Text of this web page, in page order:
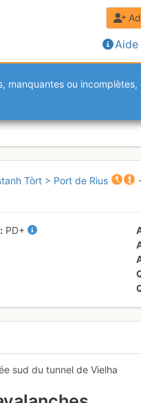
Aide
manquantes ou
>
Tòrt > Port de Rius
PD+
sud du tunnel de Vielha